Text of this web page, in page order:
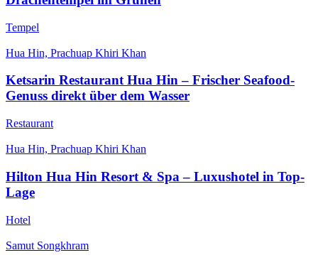
Tempel
Hua Hin, Prachuap Khiri Khan
Ketsarin Restaurant Hua Hin – Frischer Seafood-
Genuss direkt über dem Wasser
Restaurant
Hua Hin, Prachuap Khiri Khan
Hilton Hua Hin Resort & Spa – Luxushotel in Top-
Lage
Hotel
Samut Songkhram